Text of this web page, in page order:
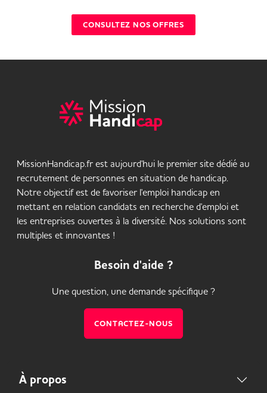
CONSULTEZ NOS OFFRES
MissionHandicap.fr est aujourd'hui le premier site dédié au
recrutement de personnes en situation de handicap.
Notre objectif est de favoriser l'emploi handicap en
mettant en relation candidats en recherche d'emploi et
les entreprises ouvertes à la diversité. Nos solutions sont
multiples et innovantes !
Besoin d'aide ?
Une question, une demande spécifique ?
CONTACTEZ-NOUS
À propos